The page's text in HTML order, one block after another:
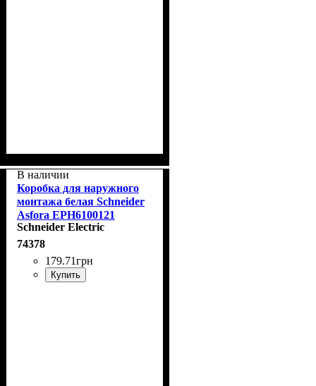
В наличии
Коробка для наружного
монтажа белая Schneider
Asfora EPH6100121
Schneider Electric
74378
179.71грн
Купить